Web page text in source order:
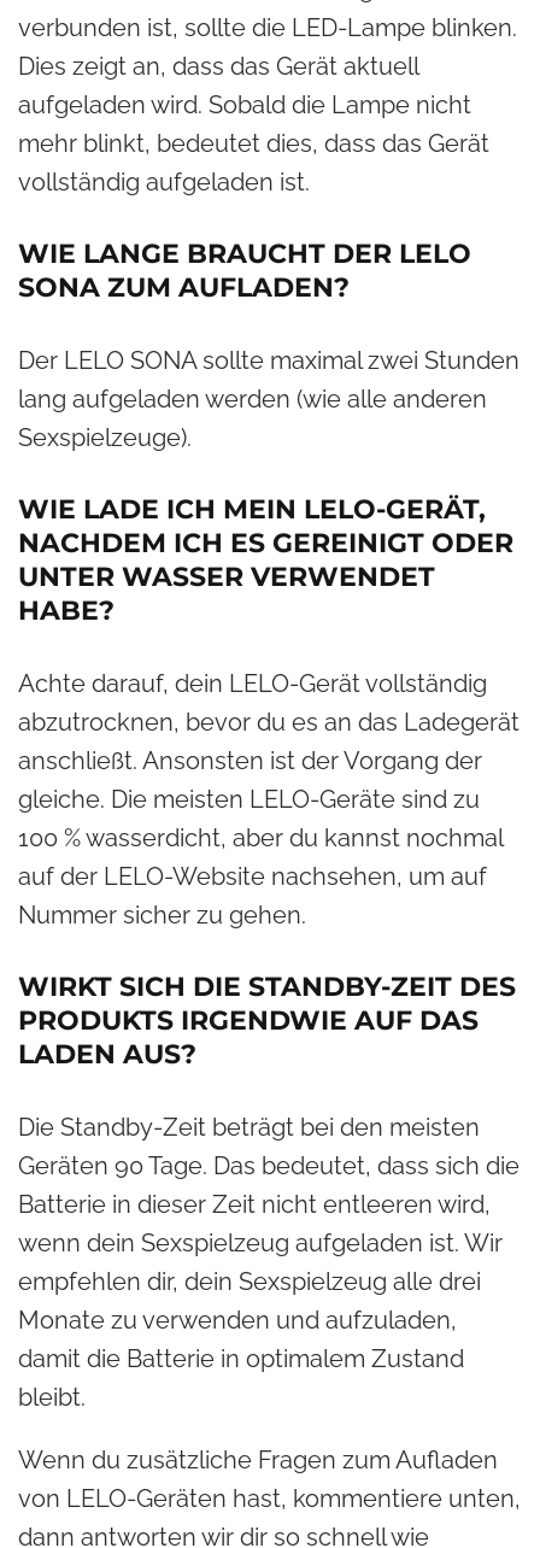
verbunden ist, sollte die LED-Lampe blinken.
Dies zeigt an, dass das Gerät aktuell
aufgeladen wird. Sobald die Lampe nicht
mehr blinkt, bedeutet dies, dass das Gerät
vollständig aufgeladen ist.
WIE LANGE BRAUCHT DER LELO
SONA ZUM AUFLADEN?
Der LELO SONA sollte maximal zwei Stunden
lang aufgeladen werden (wie alle anderen
Sexspielzeuge).
WIE LADE ICH MEIN LELO-GERÄT,
NACHDEM ICH ES GEREINIGT ODER
UNTER WASSER VERWENDET
HABE?
Achte darauf, dein LELO-Gerät vollständig
abzutrocknen, bevor du es an das Ladegerät
anschließt. Ansonsten ist der Vorgang der
gleiche. Die meisten LELO-Geräte sind zu
100 % wasserdicht, aber du kannst nochmal
auf der LELO-Website nachsehen, um auf
Nummer sicher zu gehen.
WIRKT SICH DIE STANDBY-ZEIT DES
PRODUKTS IRGENDWIE AUF DAS
LADEN AUS?
Die Standby-Zeit beträgt bei den meisten
Geräten 90 Tage. Das bedeutet, dass sich die
Batterie in dieser Zeit nicht entleeren wird,
wenn dein Sexspielzeug aufgeladen ist. Wir
empfehlen dir, dein Sexspielzeug alle drei
Monate zu verwenden und aufzuladen,
damit die Batterie in optimalem Zustand
bleibt.
Wenn du zusätzliche Fragen zum Aufladen
von LELO-Geräten hast, kommentiere unten,
dann antworten wir dir so schnell wie